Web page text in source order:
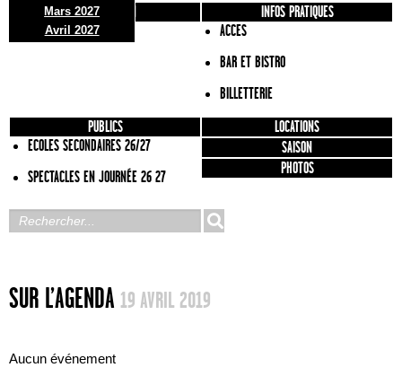
Mars 2027
Avril 2027
PRÉSENTATION
INFOS PRATIQUES
ACCES
BAR ET BISTRO
BILLETTERIE
PUBLICS
ECOLES SECONDAIRES 26/27
SPECTACLES EN JOURNÉE 26 27
LOCATIONS
SAISON
PHOTOS
SUR L’AGENDA 19 AVRIL 2019
Aucun événement